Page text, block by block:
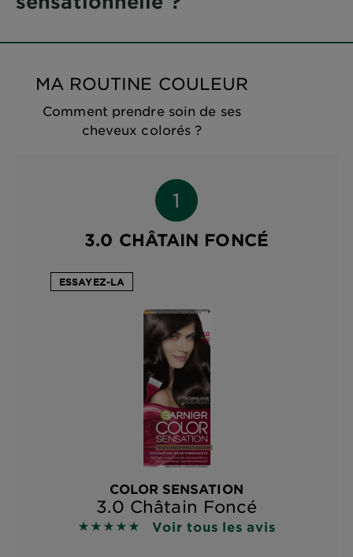
MA ROUTINE COULEUR
Comment prendre soin de ses
cheveux colorés ?
3.0 CHÂTAIN FONCÉ
ESSAYEZ-LA
COLOR SENSATION
3.0 Châtain Foncé
4.8727 sur 5 étoiles basé sur les avis
Voir tous les avis